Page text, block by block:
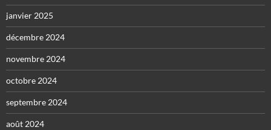
janvier 2025
décembre 2024
novembre 2024
octobre 2024
septembre 2024
août 2024